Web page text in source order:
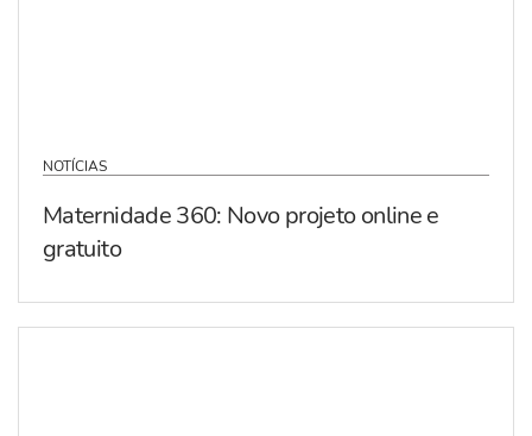
NOTÍCIAS
Maternidade 360: Novo projeto online e
gratuito